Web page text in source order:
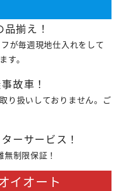
揃え！
が毎週現地仕入れをして
す。
故車！
り扱いしておりません。ご
ーサービス！
制限保証！
イオート